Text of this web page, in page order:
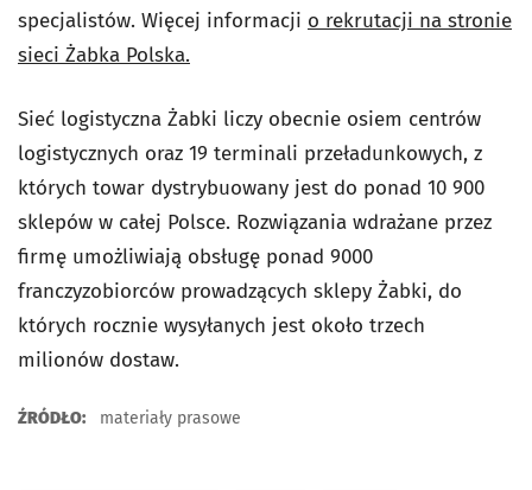
specjalistów. Więcej informacji o rekrutacji na stronie
sieci Żabka Polska.
Sieć logistyczna Żabki liczy obecnie osiem centrów
logistycznych oraz 19 terminali przeładunkowych, z
których towar dystrybuowany jest do ponad 10 900
sklepów w całej Polsce. Rozwiązania wdrażane przez
firmę umożliwiają obsługę ponad 9000
franczyzobiorców prowadzących sklepy Żabki, do
których rocznie wysyłanych jest około trzech
milionów dostaw.
ŹRÓDŁO: materiały prasowe